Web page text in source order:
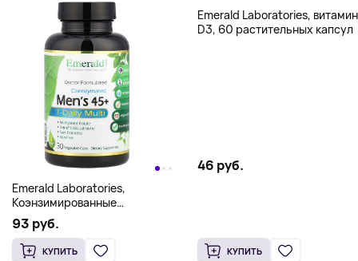
Emerald Laboratories,
Коэнзимированные
мультивитамины для мужчин
старше 45 лет, 1 прием в
день, 30 растительных
93 руб.
КУПИТЬ
Emerald Laboratories, витамин
D3, 60 растительных капсул
46 руб.
КУПИТЬ